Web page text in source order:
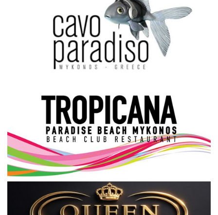
Σεβασμιώτατος Δωρόθεος Β’
Cost Of Living Crisis
Opinion + Analysis
L’Art des Sens